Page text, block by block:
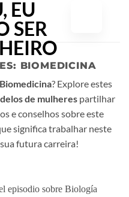
BIOMEDICINA
? Explore estes
de mulheres partilhar
e conselhos sobre este
significa trabalhar neste
futura carreira!